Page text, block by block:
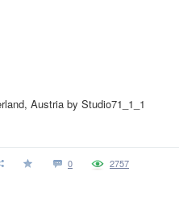
Austria by Studio71_1_1
0 2757